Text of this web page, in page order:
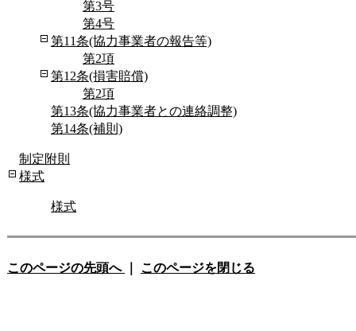
第3号
第4号
第11条(協力事業者の報告等)
第2項
第12条(損害賠償)
第2項
第13条(協力事業者との連絡調整)
第14条(補則)
制定附則
様式
様式
このページの先頭へ このページを閉じる